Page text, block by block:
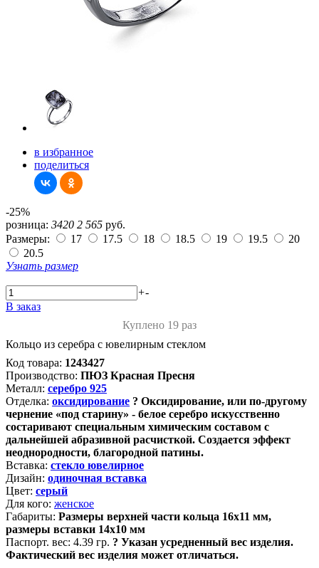
в избранное
поделиться
-25%
розница: 3420 2 565 руб.
Размеры:
17 17.5 18 18.5 19 19.5
20
20.5
Узнать размер
+-
В заказ
Куплено 19 раз
Кольцо из серебра с ювелирным стеклом
Код товара: 1243427
Производство: ПЮЗ Красная Пресня
Металл: серебро 925
Отделка: оксидирование ? Оксидирование, или по-другому
чернение «под старину» - белое серебро искусственно
состаривают специальным химическим составом с
дальнейшей абразивной расчисткой. Создается эффект
неоднородности, благородной патины.
Вставка: стекло ювелирное
Дизайн: одиночная вставка
Цвет: серый
Для кого: женское
Габариты: Размеры верхней части кольца 16х11 мм,
размеры вставки 14х10 мм
Паспорт. вес: 4.39 гр. ? Указан усредненный вес изделия.
Фактический вес изделия может отличаться.